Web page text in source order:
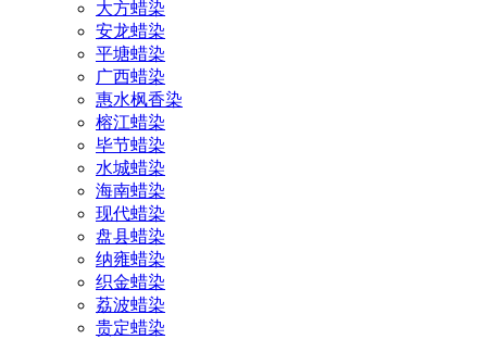
大方蜡染
安龙蜡染
平塘蜡染
广西蜡染
惠水枫香染
榕江蜡染
毕节蜡染
水城蜡染
海南蜡染
现代蜡染
盘县蜡染
纳雍蜡染
织金蜡染
荔波蜡染
贵定蜡染